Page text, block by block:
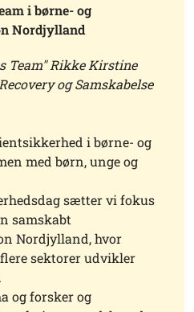
i børne- og
Nordjylland
Team" Rikke Kirstine
og Samskabelse
i børne- og
med børn, unge og
sætter vi fokus
samskabt
Nordjylland, hvor
sektorer udvikler
og forsker og